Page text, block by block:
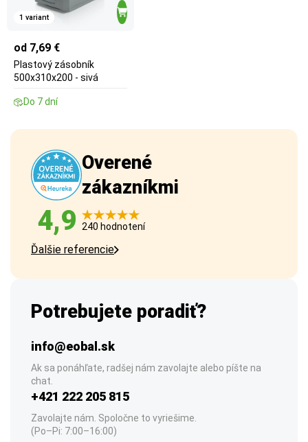
1 variant
od 7,69 €
Plastový zásobník
500x310x200 - sivá
Do 7 dní
Overené
zákazníkmi
4,9 240 hodnotení
Ďalšie referencie
Potrebujete poradiť?
info@eobal.sk
Ak sa ponáhľate, radšej nám zavolajte alebo píšte na
chat.
+421 222 205 815
Zavolajte nám. Spoločne to vyriešime.
(Po–Pi: 7:00–16:00)